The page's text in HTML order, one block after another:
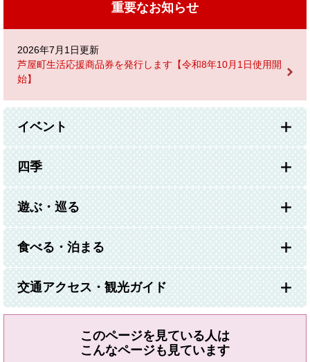
重要なお知らせ
2026年7月1日更新
芦屋町生活応援商品券を発行します【令和8年10月1日使用開
始】
イベント
四季
遊ぶ・巡る
食べる・泊まる
交通アクセス・観光ガイド
このページを見ている人は
こんなページも見ています